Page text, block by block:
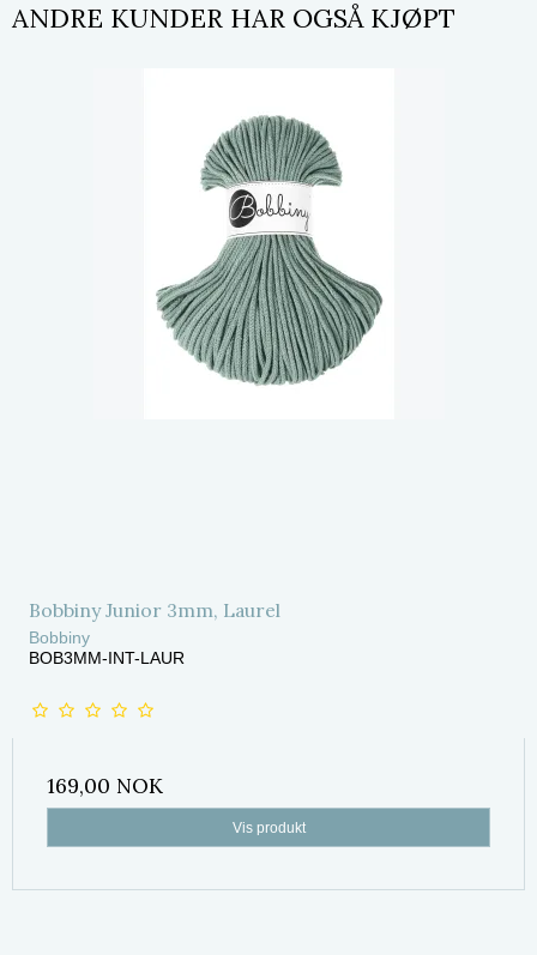
ANDRE KUNDER HAR OGSÅ KJØPT
Bobbiny Junior 3mm, Laurel
Bobbiny
BOB3MM-INT-LAUR
169,00 NOK
Vis produkt